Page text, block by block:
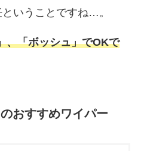
いうことですね…。
、「ボッシュ」でOKで
おすすめワイパー